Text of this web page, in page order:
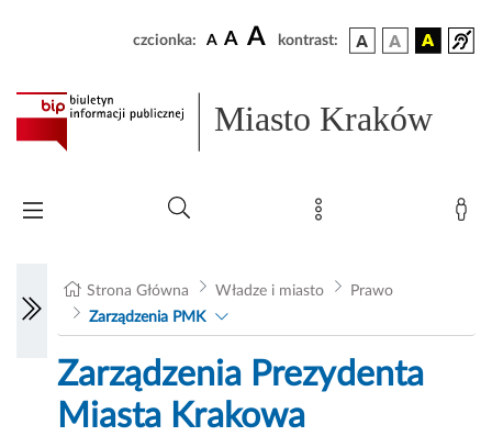
czcionka: A A A kontrast:
Miasto Kraków
Strona Główna Władze i miasto
Prawo
Zarządzenia PMK
Zarządzenia Prezydenta
Miasta Krakowa